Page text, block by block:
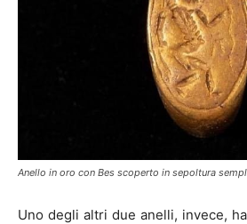
Anello in oro con Bes scoperto in sepoltura
Uno degli altri due anelli, invece,